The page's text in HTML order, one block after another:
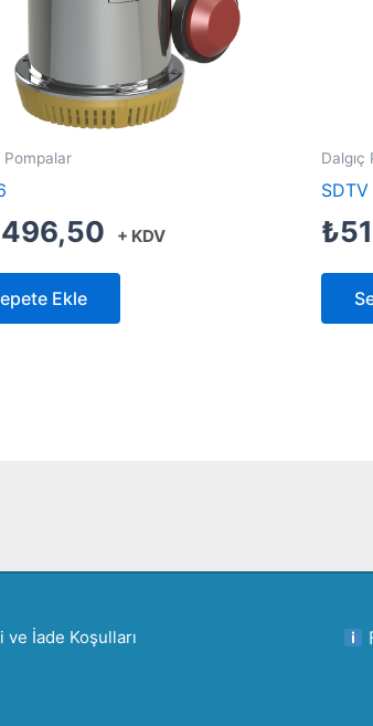
Pompalar
+ KDV
Ekle
Dalgıç
₺
ve İade Koşulları